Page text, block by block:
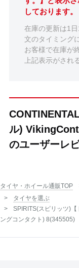
しております。
在庫の更新は1
文のタイミング
お客様で在庫が
上記表示がされ
ル)
のユーザーレ
タイヤ・ホイール通販TOP
タイヤを選ぶ
SPIRITS(スピリッツ)
ングコンタクト) 8(345505)